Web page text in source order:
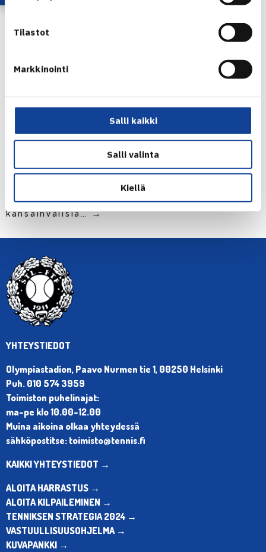
Tilastot
Markkinointi
Salli kaikki
Salli valinta
Kiellä
https://www.tennisassa.fi/direct.aspx?
Seuraava uutinen: Tennisvalmentaja, etsitkö
kansainvälisiä… →
YHTEYSTIEDOT
Olympiastadion, Paavo Nurmen tie 1, 00250 Helsinki
Puh. 010 574 3959
Toimiston puhelinajat:
ma-pe klo 10.00-12.00
Muina aikoina olkaa yhteydessä
sähköpostitse: toimisto@tennis.fi
KAIKKI YHTEYSTIEDOT →
ALOITA HARRASTUS →
ALOITA KILPAILEMINEN →
TENNIKSEN STRATEGIA 2024 →
VASTUULLISUUSOHJELMA →
KUVAPANKKI →